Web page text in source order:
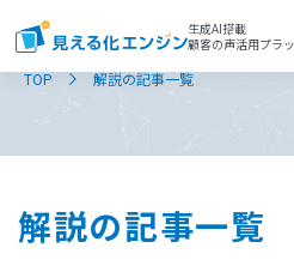
生成AI搭載
顧客の声活用プラ
TOP 解説の記事一覧
解説の記事一覧